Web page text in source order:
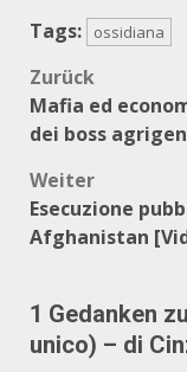
Tags: ossidiana
Zurück
Mafia ed
dei boss
Weiter
Esecuzione
Afghanistan
1 Gedanken
unico) – di